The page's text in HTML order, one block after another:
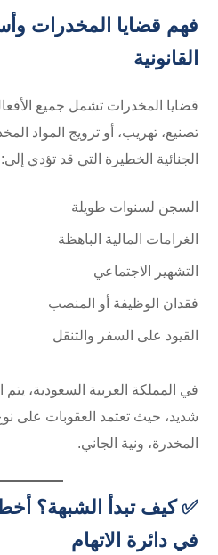
فهم قضايا المخدرات
القانونية
قضايا المخدرات تشمل جميع
تصنيع، تهريب، أو ترويج المواد
الجنائية الخطيرة التي قد تؤدي إلى:
السجن لسنوات طويلة
الغرامات المالية الباهظة
التشهير الاجتماعي
فقدان الوظيفة أو المنصب
القيود على السفر والتنقل
في المملكة العربية السعودية،
شديد، حيث تعتمد العقوبات على
المخدرة، ونية الجاني.
✅ كيف تبدأ الشبهة؟
في دائرة الاتهام